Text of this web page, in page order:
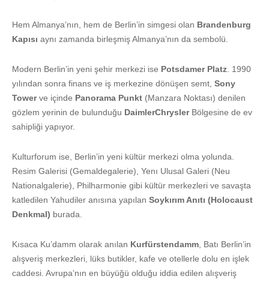
Hem Almanya’nın, hem de Berlin’in simgesi olan Brandenburg
Kapısı aynı zamanda birleşmiş Almanya’nın da sembolü.
Modern Berlin’in yeni şehir merkezi ise Potsdamer Platz . 1990
yılından sonra finans ve iş merkezine dönüşen semt, Sony
Towerve içinde Panorama Punkt (Manzara Noktası) denilen
gözlem yerinin de bulunduğu DaimlerChryslerBölgesine de ev
sahipliği yapıyor.
Kulturforum ise, Berlin’in yeni kültür merkezi olma yolunda.
Resim Galerisi (Gemaldegalerie), Yenı Ulusal Galeri (Neu
Nationalgalerie), Philharmonie gibi kültür merkezleri ve savaşta
katledilen Yahudiler anısına yapılan Soykırım Anıtı (Holocaust
Denkmal) burada.
Kısaca Ku’damm olarak anılan Kurfürstendamm , Batı Berlin’in
alışveriş merkezleri, lüks butikler, kafe ve otellerle dolu en işlek
caddesi. Avrupa’nın en büyüğü olduğu iddia edilen alışveriş